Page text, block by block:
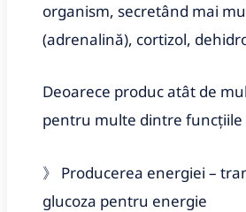
organism, secretând mai
(adrenalină), cortizol,
Deoarece produc atât de
pentru multe dintre funcțiile
》 Producerea energiei –
glucoza pentru energie